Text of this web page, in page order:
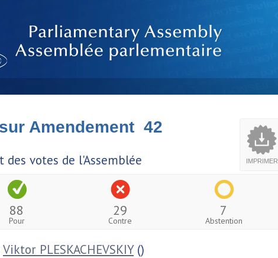
IMPRIMER
Amendement 42
des votes de l'Assemblée
88
Pour
29
Contre
7
Abstention
Viktor PLESKACHEVSKIY()